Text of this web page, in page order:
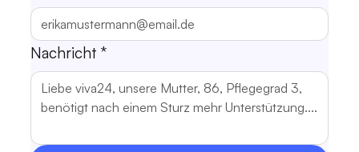
Nachricht *